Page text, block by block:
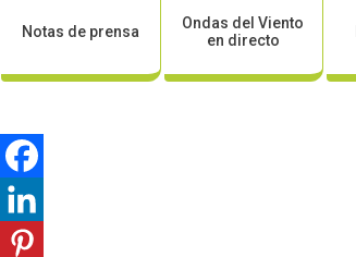
Notas de prensa
Ondas del Viento
en directo